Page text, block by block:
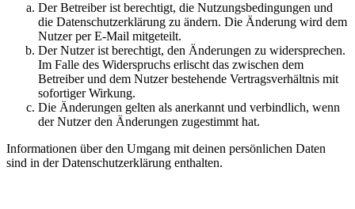
Der Betreiber ist berechtigt, die Nutzungsbedingungen und
die Datenschutzerklärung zu ändern. Die Änderung wird dem
Nutzer per E-Mail mitgeteilt.
Der Nutzer ist berechtigt, den Änderungen zu widersprechen.
Im Falle des Widerspruchs erlischt das zwischen dem
Betreiber und dem Nutzer bestehende Vertragsverhältnis mit
sofortiger Wirkung.
Die Änderungen gelten als anerkannt und verbindlich, wenn
der Nutzer den Änderungen zugestimmt hat.
Informationen über den Umgang mit deinen persönlichen Daten
sind in der Datenschutzerklärung enthalten.